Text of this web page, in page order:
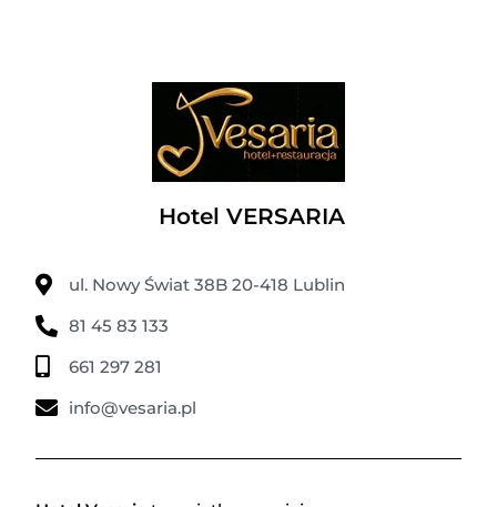
Hotel VERSARIA
ul. Nowy Świat 38B 20-418 Lublin
81 45 83 133
661 297 281
info@vesaria.pl